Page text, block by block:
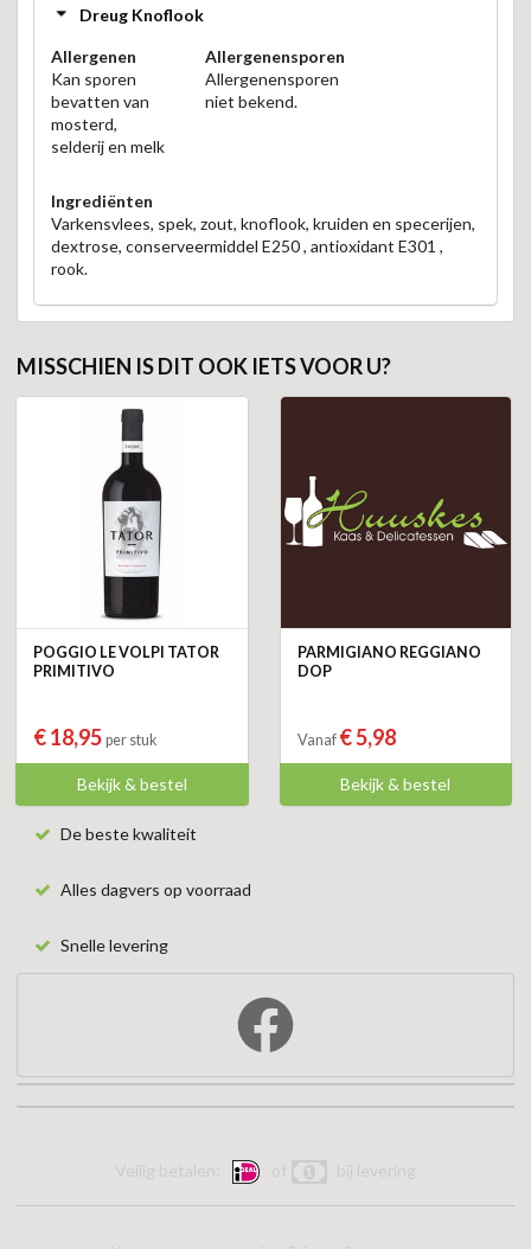
Dreug Knoflook
Allergenen
Kan sporen
bevatten van
mosterd,
selderij en melk
Allergenensporen
Allergenensporen
niet bekend.
Ingrediënten
Varkensvlees, spek, zout, knoflook, kruiden en specerijen,
dextrose, conserveermiddel E250 , antioxidant E301 ,
rook.
MISSCHIEN IS DIT OOK IETS VOOR U?
POGGIO LE VOLPI TATOR
PRIMITIVO
€ 18,95 per stuk
Bekijk & bestel
PARMIGIANO REGGIANO
DOP
Vanaf € 5,98
Bekijk & bestel
De beste kwaliteit
Alles dagvers op voorraad
Snelle levering
Veilig betalen: of bij levering